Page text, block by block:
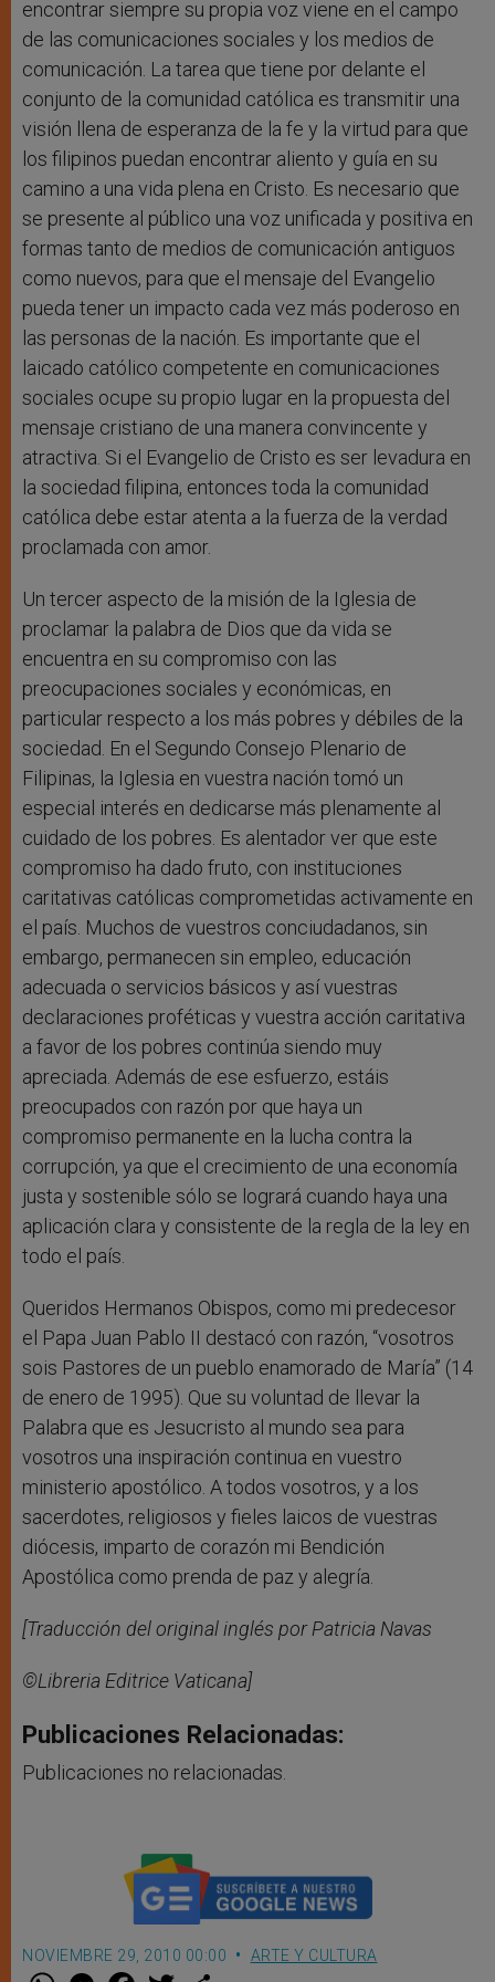
encontrar siempre su propia voz viene en el campo
de las comunicaciones sociales y los medios de
comunicación. La tarea que tiene por delante el
conjunto de la comunidad católica es transmitir una
visión llena de esperanza de la fe y la virtud para que
los filipinos puedan encontrar aliento y guía en su
camino a una vida plena en Cristo. Es necesario que
se presente al público una voz unificada y positiva en
formas tanto de medios de comunicación antiguos
como nuevos, para que el mensaje del Evangelio
pueda tener un impacto cada vez más poderoso en
las personas de la nación. Es importante que el
laicado católico competente en comunicaciones
sociales ocupe su propio lugar en la propuesta del
mensaje cristiano de una manera convincente y
atractiva. Si el Evangelio de Cristo es ser levadura en
la sociedad filipina, entonces toda la comunidad
católica debe estar atenta a la fuerza de la verdad
proclamada con amor.
Un tercer aspecto de la misión de la Iglesia de
proclamar la palabra de Dios que da vida se
encuentra en su compromiso con las
preocupaciones sociales y económicas, en
particular respecto a los más pobres y débiles de la
sociedad. En el Segundo Consejo Plenario de
Filipinas, la Iglesia en vuestra nación tomó un
especial interés en dedicarse más plenamente al
cuidado de los pobres. Es alentador ver que este
compromiso ha dado fruto, con instituciones
caritativas católicas comprometidas activamente en
el país. Muchos de vuestros conciudadanos, sin
embargo, permanecen sin empleo, educación
adecuada o servicios básicos y así vuestras
declaraciones proféticas y vuestra acción caritativa
a favor de los pobres continúa siendo muy
apreciada. Además de ese esfuerzo, estáis
preocupados con razón por que haya un
compromiso permanente en la lucha contra la
corrupción, ya que el crecimiento de una economía
justa y sostenible sólo se logrará cuando haya una
aplicación clara y consistente de la regla de la ley en
todo el país.
Queridos Hermanos Obispos, como mi predecesor
el Papa Juan Pablo II destacó con razón, “vosotros
sois Pastores de un pueblo enamorado de María” (14
de enero de 1995). Que su voluntad de llevar la
Palabra que es Jesucristo al mundo sea para
vosotros una inspiración continua en vuestro
ministerio apostólico. A todos vosotros, y a los
sacerdotes, religiosos y fieles laicos de vuestras
diócesis, imparto de corazón mi Bendición
Apostólica como prenda de paz y alegría.
[Traducción del original inglés por Patricia Navas
©Libreria Editrice Vaticana]
Publicaciones Relacionadas:
Publicaciones no relacionadas.
NOVIEMBRE 29, 2010 00:00 ARTE Y CULTURA
W M F